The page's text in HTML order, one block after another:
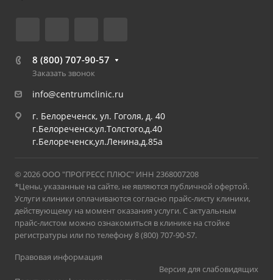
8 (800) 707-90-57
Заказать звонок
info@centrumclinic.ru
г. Белореченск, ул. Гоголя, д. 40
г.Белореченск,ул.Толстого,д.40
г.Белореченск,ул.Ленина,д.85а
© 2026 ООО "ПРОГРЕСС ПЛЮС" ИНН 2368007208
*Цены, указанные на сайте, не являются публичной офертой.
Услуги клиники оплачиваются согласно прайс-листу клиники,
действующему на момент оказания услуги. С актуальным
прайс-листом можно ознакомиться в клинике на стойке
регистратуры или по телефону 8 (800) 707-90-57.
Правовая информация
Версия для слабовидящих